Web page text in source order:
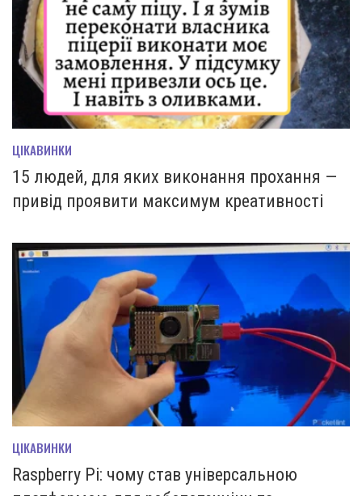
ЦІКАВИНКИ
15 людей, для яких виконання прохання —
привід проявити максимум креативності
ЦІКАВИНКИ
Raspberry Pi: чому став універсальною